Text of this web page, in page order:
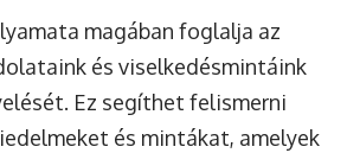
magában foglalja az
és viselkedésmintáink
Ez segíthet felismerni
és mintákat, amelyek